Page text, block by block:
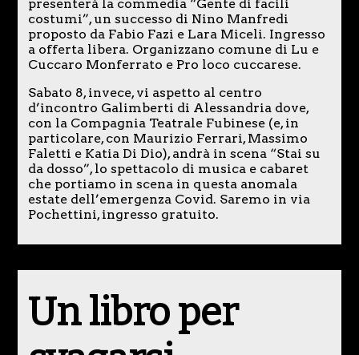
presenterà la commedia “Gente di facili
costumi”, un successo di Nino Manfredi
proposto da Fabio Fazi e Lara Miceli. Ingresso
a offerta libera. Organizzano comune di Lu e
Cuccaro Monferrato e Pro loco cuccarese.
Sabato 8, invece, vi aspetto al centro
d’incontro Galimberti di Alessandria dove,
con la Compagnia Teatrale Fubinese (e, in
particolare, con Maurizio Ferrari, Massimo
Faletti e Katia Di Dio), andrà in scena “Stai su
da dosso”, lo spettacolo di musica e cabaret
che portiamo in scena in questa anomala
estate dell’emergenza Covid. Saremo in via
Pochettini, ingresso gratuito.
Un libro per